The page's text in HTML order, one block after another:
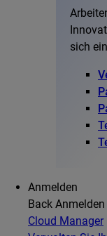
sich
Anmelden
Back Anmelden
Cloud Manager